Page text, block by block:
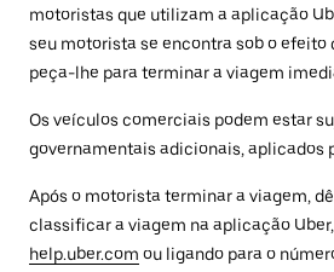
motoristas que utilizam a aplicação
seu motorista se encontra sob o efeito
peça-lhe para terminar a viagem
Os veículos comerciais podem estar
governamentais adicionais, aplicados
Após o motorista terminar a viagem,
classificar a viagem na aplicação
help.uber.com ou ligando para o